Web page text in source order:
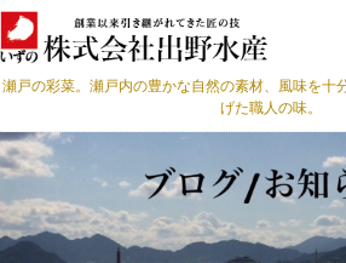
瀬戸の彩菜。瀬戸内の豊かな自然の素材、風味を十
げた職人の味。